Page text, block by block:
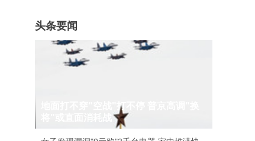
头条要闻
地面打不穿"空战"打不停 普京高调"换